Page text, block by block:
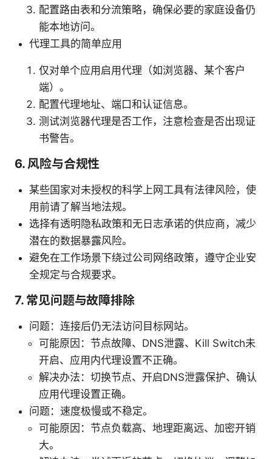
配置路由表和分流策略，确保必要的家庭设备仍
能本地访问。
代理工具的简单应用
仅对单个应用启用代理（如浏览器、某个客户
端）。
配置代理地址、端口和认证信息。
测试浏览器代理是否工作，注意检查是否出现证
书警告。
6. 风险与合规性
某些国家对未授权的科学上网工具有法律风险，使
用前请了解当地法规。
选择有透明隐私政策和无日志承诺的供应商，减少
潜在的数据暴露风险。
避免在工作场景下绕过公司网络政策，遵守企业安
全规定与合规要求。
7. 常见问题与故障排除
问题：连接后仍无法访问目标网站。
可能原因：节点故障、DNS泄露、Kill Switch未
开启、应用内代理设置不正确。
解决办法：切换节点、开启DNS泄露保护、确认
应用代理设置正确。
问题：速度极慢或不稳定。
可能原因：节点负载高、地理距离远、加密开销
大。